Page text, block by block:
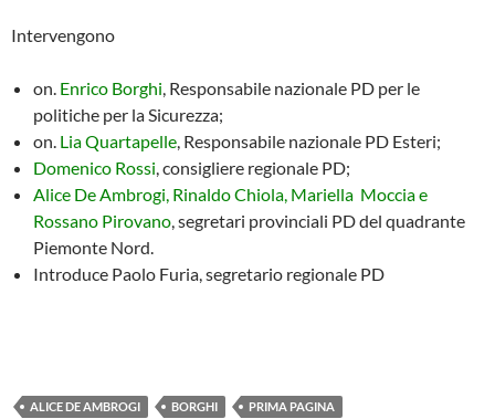
Intervengono
on. Enrico Borghi, Responsabile nazionale PD per le
politiche per la Sicurezza;
on. Lia Quartapelle, Responsabile nazionale PD Esteri;
Domenico Rossi, consigliere regionale PD;
Alice De Ambrogi, Rinaldo Chiola, Mariella Moccia e
Rossano Pirovano, segretari provinciali PD del quadrante
Piemonte Nord.
Introduce Paolo Furia, segretario regionale PD
ALICE DE AMBROGI BORGHI PRIMA PAGINA